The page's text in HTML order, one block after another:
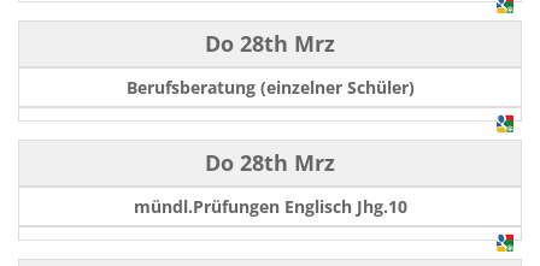
Do 28th Mrz
Berufsberatung (einzelner Schüler)
Do 28th Mrz
mündl.Prüfungen Englisch Jhg.10